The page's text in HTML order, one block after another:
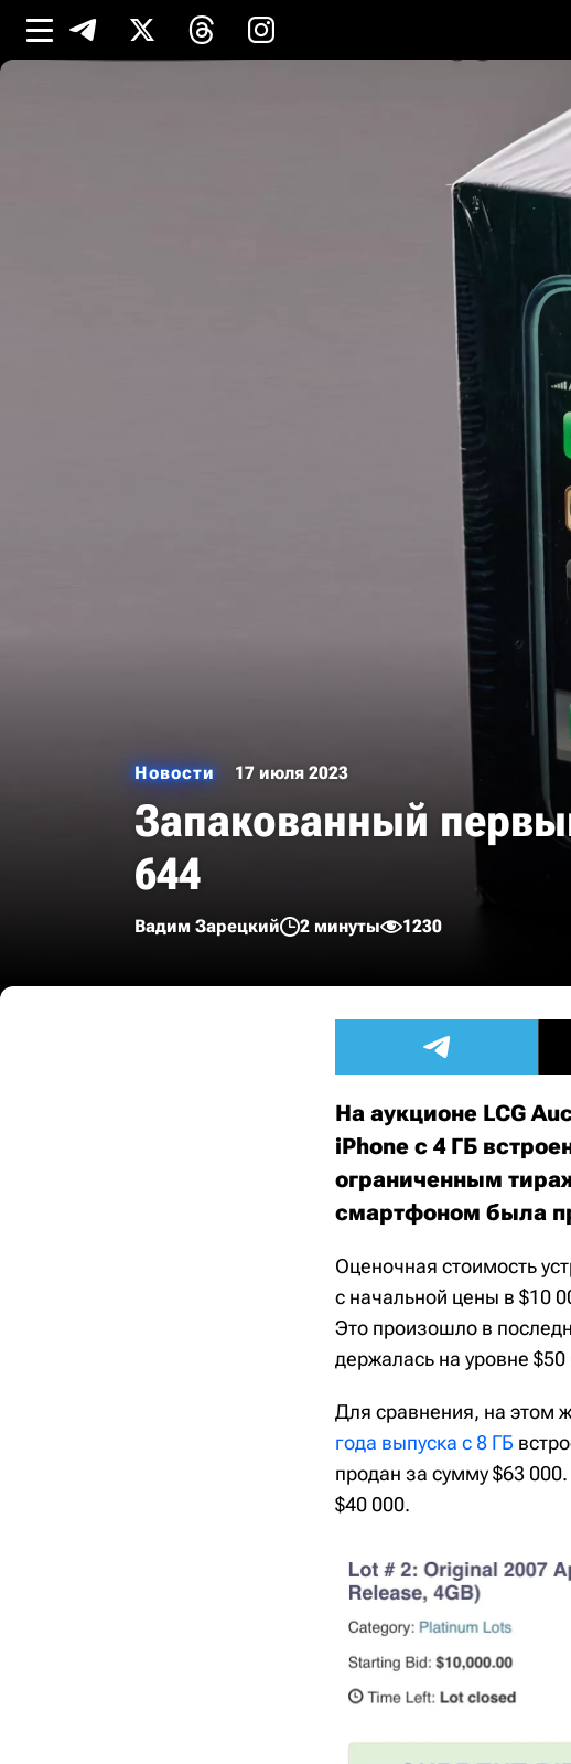
Новости 17 июля 2023
Запакованный
644
Вадим Зарецкий 2 минуты 1230
На аукционе LCG
iPhone с 4 ГБ
ограниченным
смартфоном была
Оценочная стоимость
с начальной цены в $10
Это произошло в
держалась на уровне $50
Для сравнения, на этом
года выпуска с 8 ГБ
продан за сумму $63
$40 000.